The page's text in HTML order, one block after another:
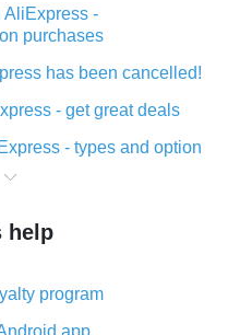
AliExpress -
purchases
has been cancelled!
- get great deals
- types and option
making purchases on
cash back for AliExpress
back plugin and what are
help
program
app